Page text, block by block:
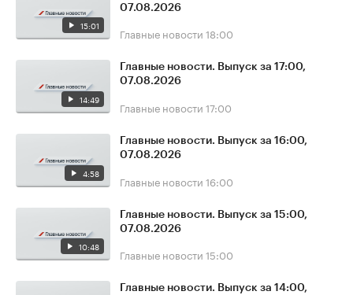
15:01
07.08.2026
Главные новости 18:00
14:49
Главные новости. Выпуск за 17:00,
07.08.2026
Главные новости 17:00
4:58
Главные новости. Выпуск за 16:00,
07.08.2026
Главные новости 16:00
10:48
Главные новости. Выпуск за 15:00,
07.08.2026
Главные новости 15:00
Главные новости. Выпуск за 14:00,